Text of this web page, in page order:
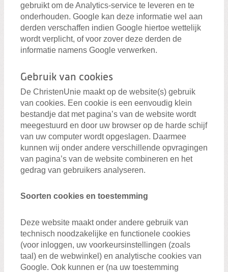
gebruikt om de Analytics-service te leveren en te
onderhouden. Google kan deze informatie wel aan
derden verschaffen indien Google hiertoe wettelijk
wordt verplicht, of voor zover deze derden de
informatie namens Google verwerken.
Gebruik van cookies
De ChristenUnie maakt op de website(s) gebruik
van cookies. Een cookie is een eenvoudig klein
bestandje dat met pagina’s van de website wordt
meegestuurd en door uw browser op de harde schijf
van uw computer wordt opgeslagen. Daarmee
kunnen wij onder andere verschillende opvragingen
van pagina’s van de website combineren en het
gedrag van gebruikers analyseren.
Soorten cookies en toestemming
Deze website maakt onder andere gebruik van
technisch noodzakelijke en functionele cookies
(voor inloggen, uw voorkeursinstellingen (zoals
taal) en de webwinkel) en analytische cookies van
Google. Ook kunnen er (na uw toestemming